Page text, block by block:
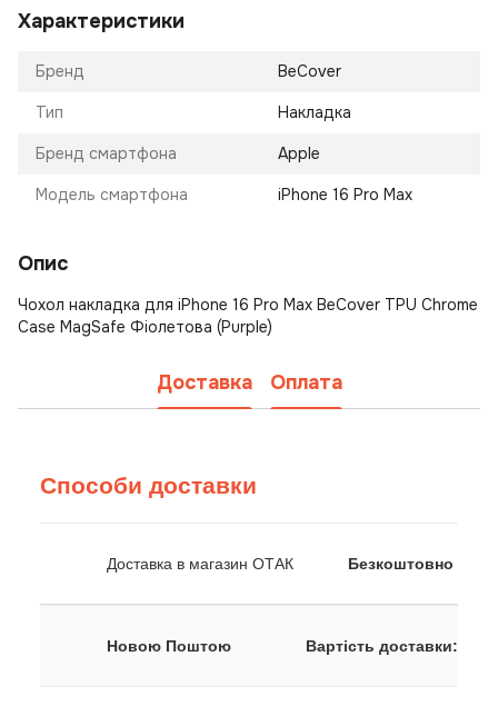
Характеристики
Бренд BeCover
Тип Накладка
Бренд смартфона Apple
Модель смартфона iPhone 16 Pro Max
Опис
Чохол накладка для iPhone 16 Pro Max BeCover TPU Chrome
Case MagSafe Фіолетова (Purple)
Доставка Оплата
Способи доставки
Доставка в магазин ОТАК Безкоштовно
Новою Поштою Вартість доставки: